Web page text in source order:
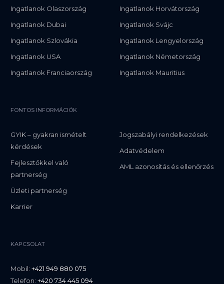
Ingatlanok Olaszország
Ingatlanok Dubai
Ingatlanok Szlovákia
Ingatlanok USA
Ingatlanok Franciaország
Ingatlanok Horvátország
Ingatlanok Svájc
Ingatlanok Lengyelország
Ingatlanok Németország
Ingatlanok Mauritius
FONTOS INFORMÁCIÓK
GYIK – gyakran ismételt
kérdések
Fejlesztőkkel való
partnerség
Üzleti partnerség
Karrier
Jogszabályi rendelkezések
Adatvédelem
AML azonosítás és ellenőrzés
KAPCSOLAT
Mobil: +421 949 880 075
Telefon: +420 734 445 094